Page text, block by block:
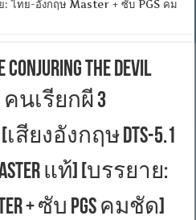
ไทย-อังกฤษ Master + ซับ PGS คม
Conjuring The Devil
คนเรียกผี 3
ยงอังกฤษ DTS-5.1
แท้] [บรรยาย:
+ ซับ PGS คมชัด]